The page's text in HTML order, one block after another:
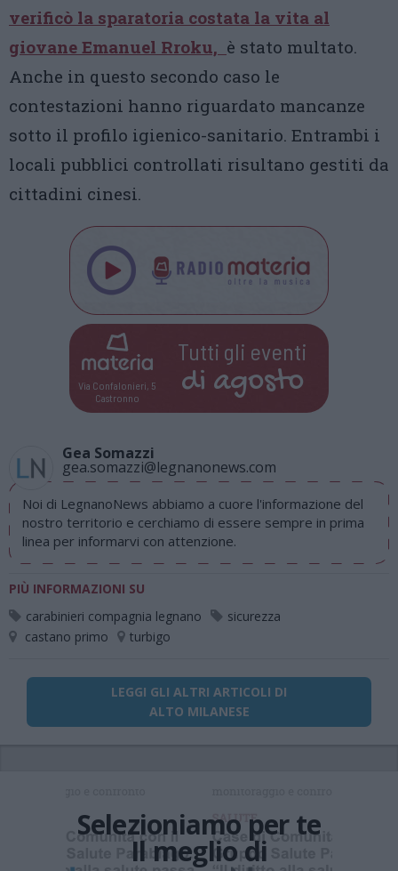
verificò la sparatoria costata la vita al
giovane Emanuel Rroku, è stato multato.
Anche in questo secondo caso le
contestazioni hanno riguardato mancanze
sotto il profilo igienico-sanitario. Entrambi i
locali pubblici controllati risultano gestiti da
cittadini cinesi.
Via Confalonieri, 5
Castronno
Tutti gli eventi
di agosto
Gea Somazzi
gea.somazzi@legnanonews.com
Noi di LegnanoNews abbiamo a cuore l'informazione del
nostro territorio e cerchiamo di essere sempre in prima
linea per informarvi con attenzione.
PIÙ INFORMAZIONI SU
carabinieri compagnia legnano
sicurezza
castano primo
turbigo
LEGGI GLI ALTRI ARTICOLI DI
ALTO MILANESE
Selezioniamo per te
Il meglio di